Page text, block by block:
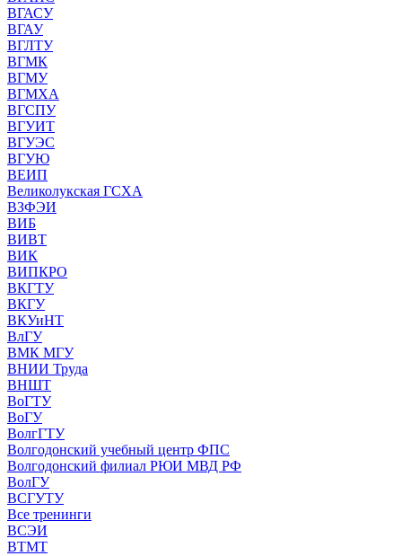
ВГАСУ
ВГАУ
ВГЛТУ
ВГМК
ВГМУ
ВГМХА
ВГСПУ
ВГУИТ
ВГУЭС
ВГУЮ
ВЕИП
Великолукская ГСХА
ВЗФЭИ
ВИБ
ВИВТ
ВИК
ВИПКРО
ВКГТУ
ВКГУ
ВКУиНТ
ВлГУ
ВМК МГУ
ВНИИ Труда
ВНШТ
ВоГТУ
ВоГУ
ВолгГТУ
Волгодонский учебный центр ФПС
Волгодонский филиал РЮИ МВД РФ
ВолГУ
ВСГУТУ
Все тренинги
ВСЭИ
ВТМТ